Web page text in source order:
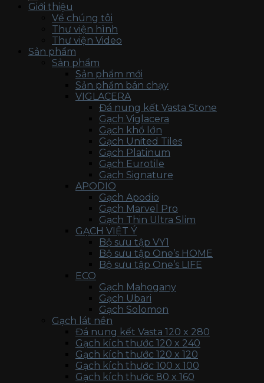
Giới thiệu
Về chúng tôi
Thư viện hình
Thư viện Video
Sản phẩm
Sản phẩm
Sản phẩm mới
Sản phẩm bán chạy
VIGLACERA
Đá nung kết Vasta Stone
Gạch Viglacera
Gạch khổ lớn
Gạch United Tiles
Gạch Platinum
Gạch Eurotile
Gạch Signature
APODIO
Gạch Apodio
Gạch Marvel Pro
Gạch Thin Ultra Slim
GẠCH VIỆT Ý
Bộ sưu tập VY1
Bộ sưu tập One’s HOME
Bộ sưu tập One’s LIFE
ECO
Gạch Mahogany
Gạch Ubari
Gạch Solomon
Gạch lát nền
Đá nung kết Vasta 120 x 280
Gạch kích thước 120 x 240
Gạch kích thước 120 x 120
Gạch kích thước 100 x 100
Gạch kích thước 80 x 160